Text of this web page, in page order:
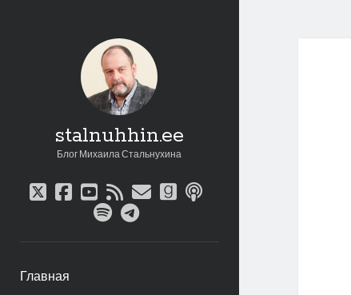
stalnuhhin.ee
Блог Михаила Стальнухина
twitter
facebook
youtube
rssemailgoodreads
podcast
spotifytelegram
Главная